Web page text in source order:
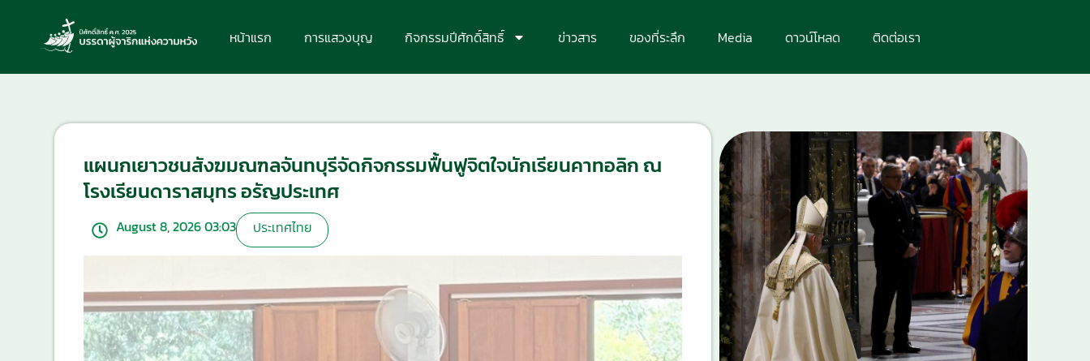
หน้าแรก การแสวงบุญ กิจกรรมปีศักดิ์สิทธิ์ ข่าวสาร ของที่ระลึก Media ดาวน์โหลด ติดต่อเรา
แผนกเยาวชนสังฆมณฑลจันทบุรีจัดกิจกรรมฟื้นฟูจิตใจนักเรียนคาทอลิก ณ
โรงเรียนดาราสมุทร อรัญประเทศ
August 8, 2026 03:03 ประเทศไทย